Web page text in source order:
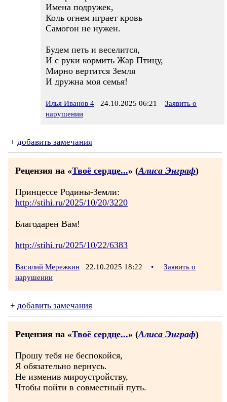
Имена подружек,
Коль огнем играет кровь
Самогон не нужен.
Будем петь и веселится,
И с руки кормить Жар Птицу,
Мирно вертится Земля
И дружна моя семья!
Илья Иванов 4 24.10.2025 06:21
Заявить о
нарушении
+ добавить замечания
Рецензия на «Твоё сердце...» (Алиса Энграф)
Принцессе Родины-Земли:
http://stihi.ru/2025/10/20/3220
Благодарен Вам!
http://stihi.ru/2025/10/22/6383
Василий Мережкин 22.10.2025 18:22 •
Заявить о
нарушении
+ добавить замечания
Рецензия на «Твоё сердце...» (Алиса Энграф)
Прошу тебя не беспокойся,
Я обязательно вернусь.
Не изменив мироустройству,
Чтобы пойти в совместный путь.